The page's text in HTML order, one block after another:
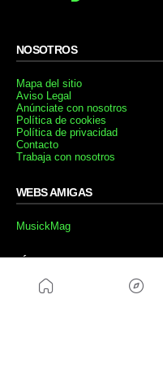
NOSOTROS
Mapa del sitio
Aviso Legal
Anúnciate con nosotros
Política de cookies
Política de privacidad
Contacto
Trabaja con nosotros
WEBS AMIGAS
MusickMag
SÍGUENOS
Suscríbete a nuestro newsletter